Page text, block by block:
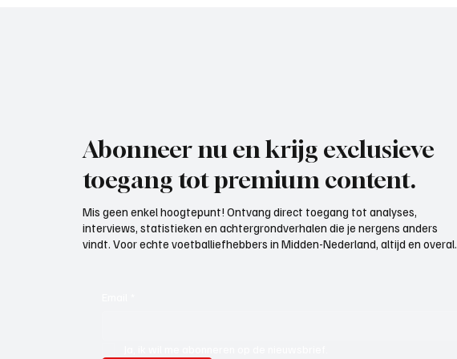
Abonneer nu en krijg exclusieve
toegang tot premium content.
Mis geen enkel hoogtepunt! Ontvang direct toegang tot analyses,
interviews, statistieken en achtergrondverhalen die je nergens anders
vindt. Voor echte voetballiefhebbers in Midden-Nederland, altijd en overal.